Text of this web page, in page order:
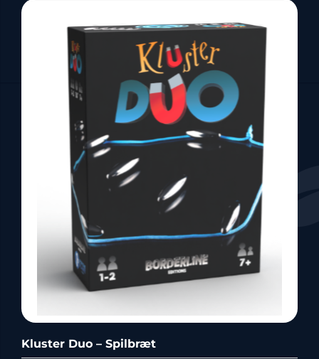
Kluster Duo – Spilbræt